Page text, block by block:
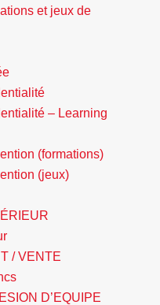
et jeux de
– Learning
(formations)
(jeux)
/ VENTE
D’EQUIPE